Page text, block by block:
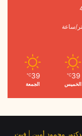
39
℃
الخميس
39
℃
الجمعة
لدكتور محمود أمين | فيت